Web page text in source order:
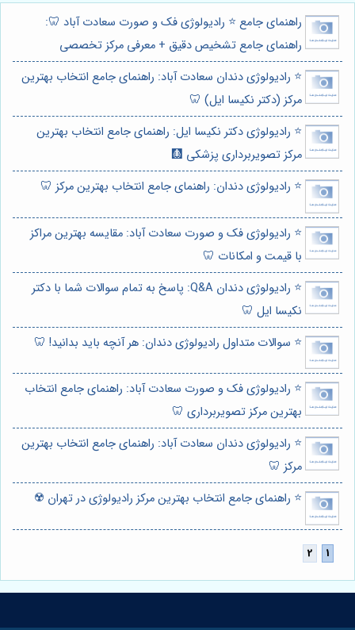
راهنمای جامع ⭐️ رادیولوژی فک و صورت سعادت آباد 🦷:
راهنمای جامع تشخیص دقیق + معرفی مرکز تخصصی
⭐️ رادیولوژی دندان سعادت آباد: راهنمای جامع انتخاب بهترین
مرکز (دکتر نکیسا ایل) 🦷
⭐️ رادیولوژی دکتر نکیسا ایل: راهنمای جامع انتخاب بهترین
مرکز تصویربرداری پزشکی 🩻
⭐️ رادیولوژی دندان: راهنمای جامع انتخاب بهترین مرکز 🦷
⭐️ رادیولوژی فک و صورت سعادت آباد: مقایسه بهترین مراکز
با قیمت و امکانات 🦷
⭐️ رادیولوژی دندان Q&A: پاسخ به تمام سوالات شما با دکتر
نکیسا ایل 🦷
⭐️ سوالات متداول رادیولوژی دندان: هر آنچه باید بدانید! 🦷
⭐️ رادیولوژی فک و صورت سعادت آباد: راهنمای جامع انتخاب
بهترین مرکز تصویربرداری 🦷
⭐️ رادیولوژی دندان سعادت آباد: راهنمای جامع انتخاب بهترین
مرکز 🦷
⭐️ راهنمای جامع انتخاب بهترین مرکز رادیولوژی در تهران ☢️